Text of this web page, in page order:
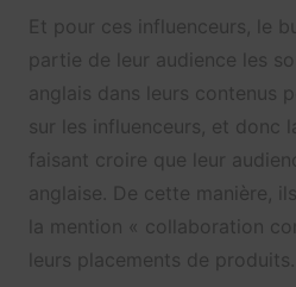
Et pour ces influenceurs, le
partie de leur audience les
anglais dans leurs contenus
sur les influenceurs, et donc
faisant croire que leur
anglaise. De cette manière,
la mention « collaboration
leurs placements de produits.